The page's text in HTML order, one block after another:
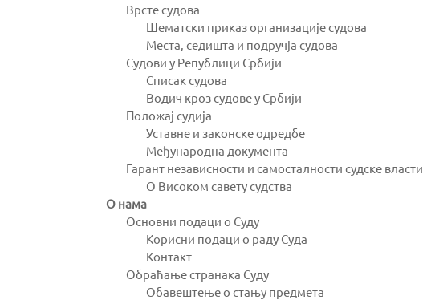
Врсте судова
Шематски приказ организације судова
Места, седишта и подручја судова
Судови у Републици Србији
Списак судова
Водич кроз судове у Србији
Положај судија
Уставне и законске одредбе
Међународна документа
Гарант независности и самосталности судске власти
О Високом савету судства
О нама
Основни подаци о Суду
Корисни подаци о раду Суда
Контакт
Обраћање странака Суду
Обавештење о стању предмета